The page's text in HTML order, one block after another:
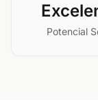
Potencial